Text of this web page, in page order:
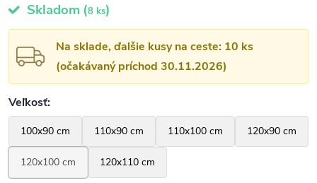
Skladom (8 ks)
Na sklade, ďalšie kusy na ceste: 10 ks
(očakávaný príchod 30.11.2026)